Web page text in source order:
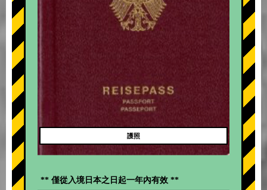
護照
** 僅從入境日本之日起一年內有效 **